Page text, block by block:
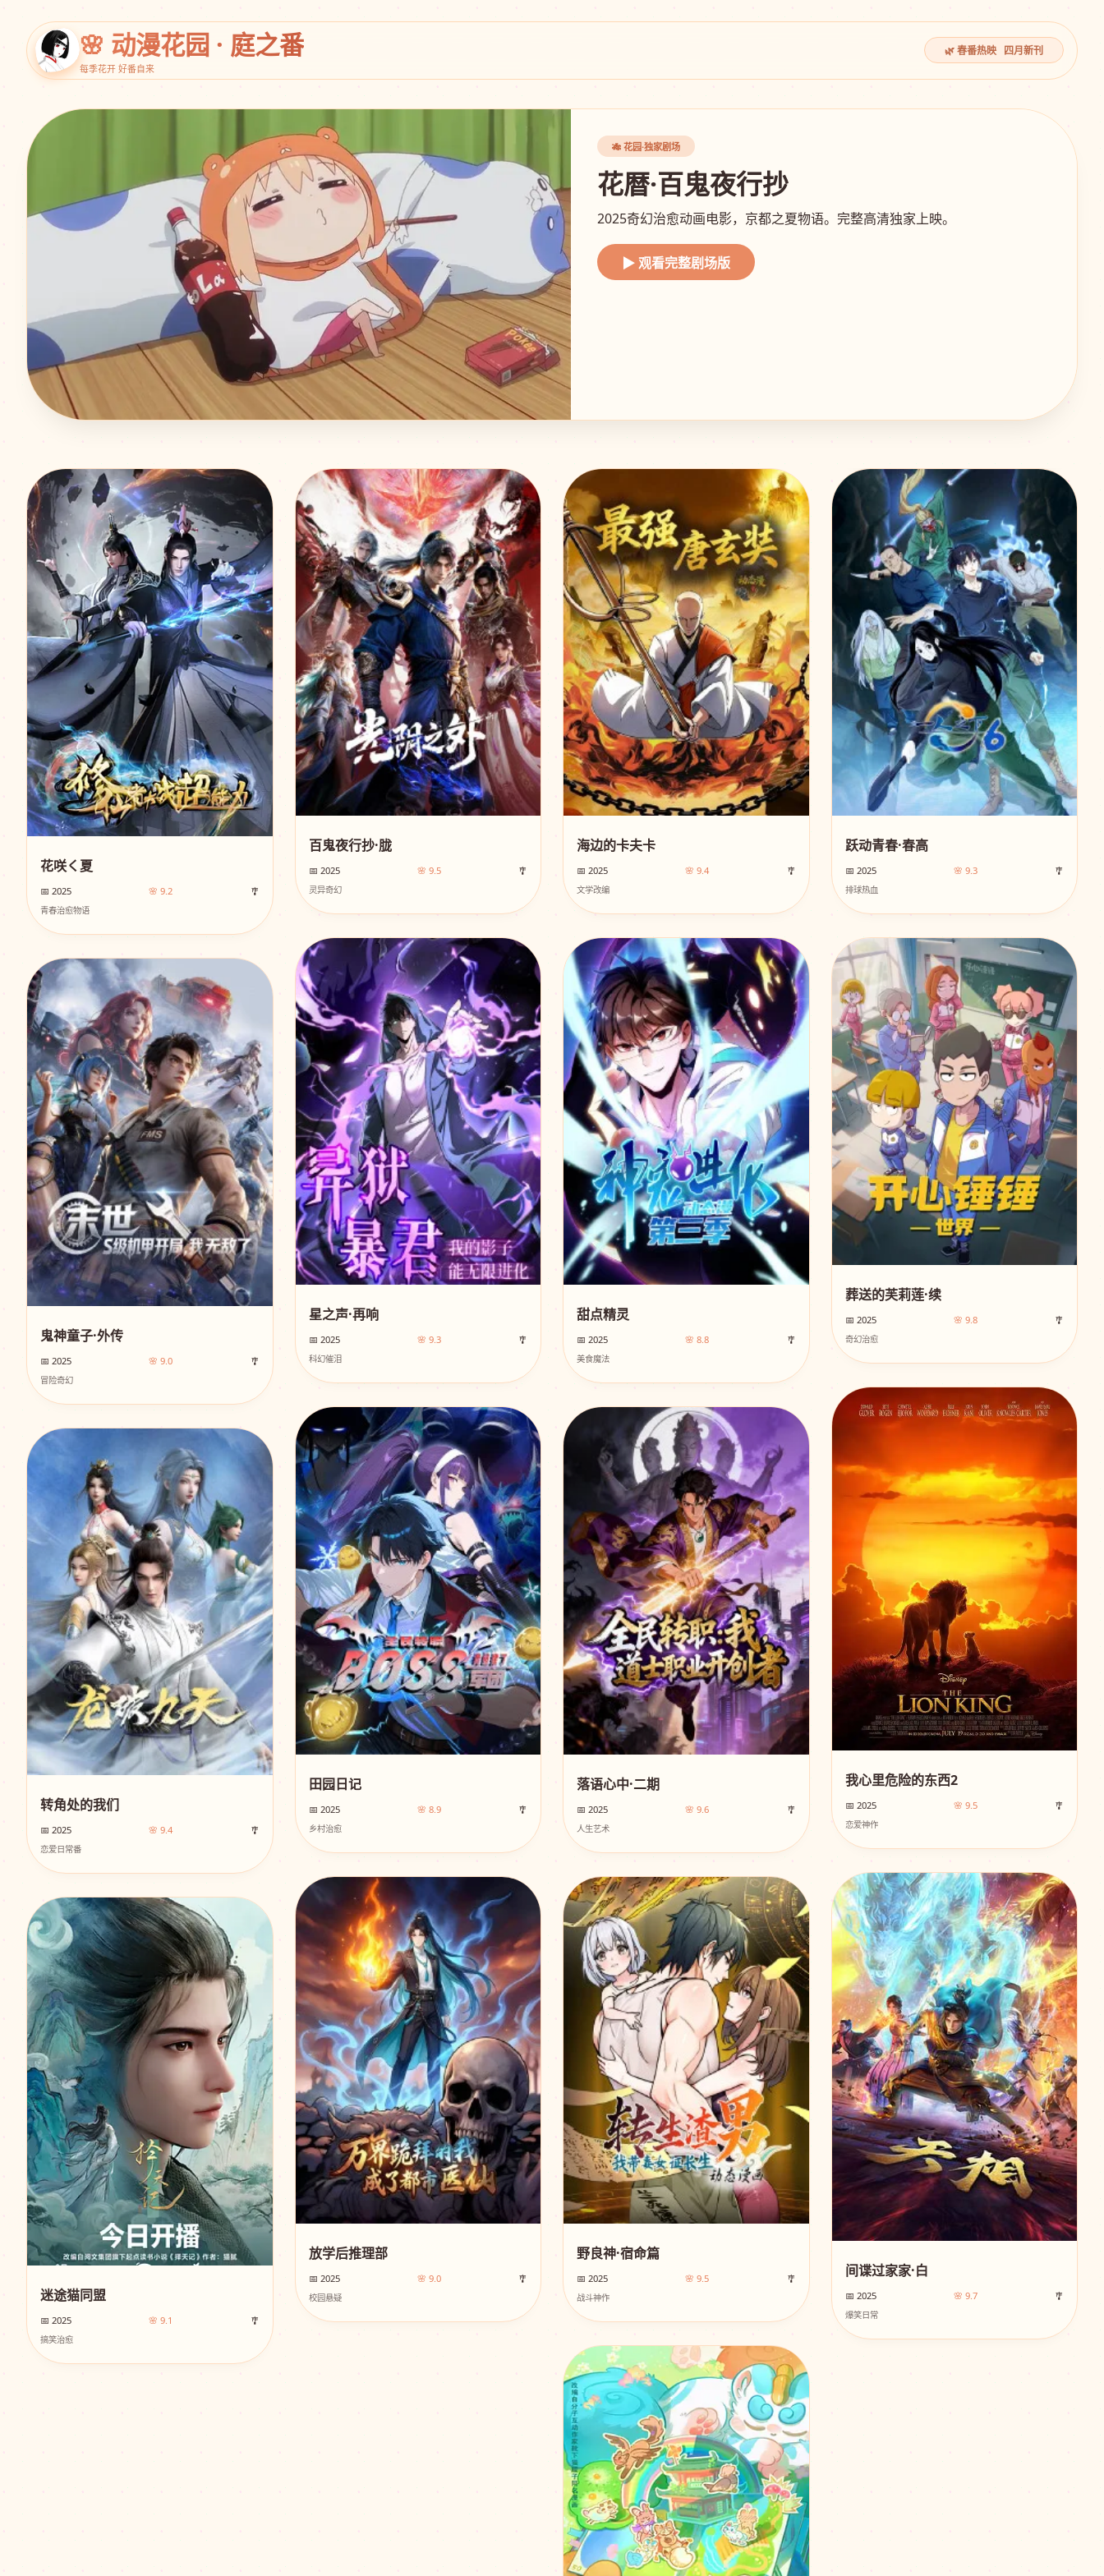
🌸 动漫花园 · 庭之番
每季花开 好番自来
🌿 春番热映 四月新刊
🎋 花园·独家剧场
花暦·百鬼夜行抄
2025奇幻治愈动画电影，京都之夏物语。完整高清独家上映。
▶ 观看完整剧场版
花咲く夏
📅 2025 🌸 9.2 🎐
青春治愈物语
鬼神童子·外传
📅 2025 🌸 9.0 🎐
冒险奇幻
转角处的我们
📅 2025 🌸 9.4 🎐
恋爱日常番
迷途猫同盟
📅 2025 🌸 9.1 🎐
搞笑治愈
百鬼夜行抄·胧
📅 2025 🌸 9.5 🎐
灵异奇幻
星之声·再响
📅 2025 🌸 9.3 🎐
科幻催泪
田园日记
📅 2025 🌸 8.9 🎐
乡村治愈
放学后推理部
📅 2025 🌸 9.0 🎐
校园悬疑
海边的卡夫卡
📅 2025 🌸 9.4 🎐
文学改编
甜点精灵
📅 2025 🌸 8.8 🎐
美食魔法
落语心中·二期
📅 2025 🌸 9.6 🎐
人生艺术
野良神·宿命篇
📅 2025 🌸 9.5 🎐
战斗神作
跃动青春·春高
📅 2025 🌸 9.3 🎐
排球热血
葬送的芙莉莲·续
📅 2025 🌸 9.8 🎐
奇幻治愈
我心里危险的东西2
📅 2025 🌸 9.5 🎐
恋爱神作
间谍过家家·白
📅 2025 🌸 9.7 🎐
爆笑日常